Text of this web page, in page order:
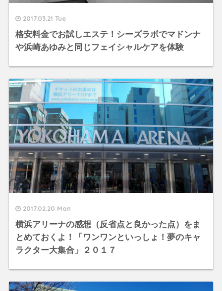
2017.03.21 Tue
格安料金でお試しエステ！シーズラボでマドンナ
や浜崎あゆみと同じフェイシャルケアを体験
2017.02.20 Mon
横浜アリーナの感想（反省点と良かった点）をま
とめておくよ！「ワンワンといっしょ！夢のキャ
ラクター大集合」２０１７